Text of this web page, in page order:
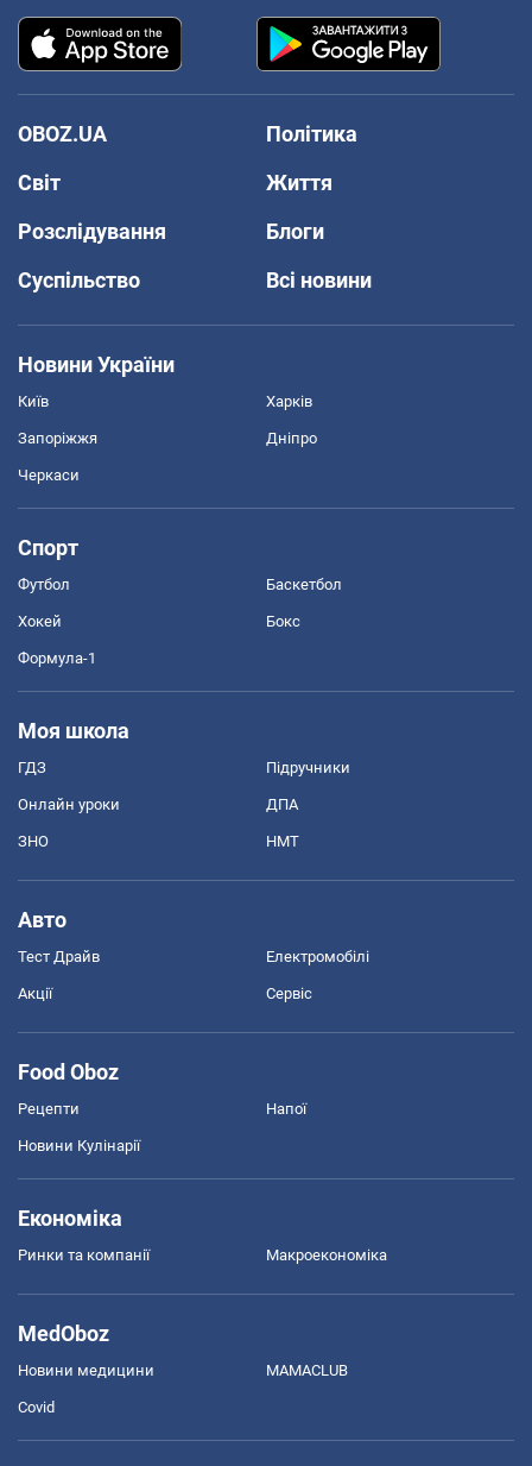
OBOZ.UA
Політика
Світ
Життя
Розслідування
Блоги
Суспільство
Всі новини
Новини України
Київ Харків
Запоріжжя Дніпро
Черкаси
Спорт
Футбол Баскетбол
Хокей Бокс
Формула-1
Моя школа
ГДЗ Підручники
Онлайн уроки ДПА
ЗНО НМТ
Авто
Тест Драйв Електромобілі
Акції Сервіс
Food Oboz
Рецепти Напої
Новини Кулінарії
Економіка
Ринки та компанії Макроекономіка
MedOboz
Новини медицини MAMACLUB
Covid